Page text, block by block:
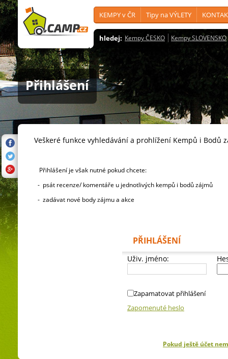
KEMPY v ČR Tipy na VÝLETY
hledej: Kempy ČESKO Kempy SLOVENSKO
Přihlášení
Veškeré funkce vyhledávání a prohlížení Kempů i
Přihlášení je však nutné pokud chcete:
- psát recenze/ komentáře u jednotlivých kempů i bodů zájmů
- zadávat nové body zájmu a akce
PŘIHLÁŠENÍ
Uživ. jméno:
Zapamatovat přihlášení
Zapomenuté heslo
Pokud ještě účet